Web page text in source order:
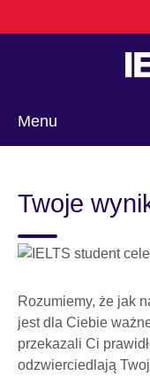
to
Menu
Twoje
Rozumiemy, że jak
jest dla Ciebie
przekazali Ci
odzwierciedlają